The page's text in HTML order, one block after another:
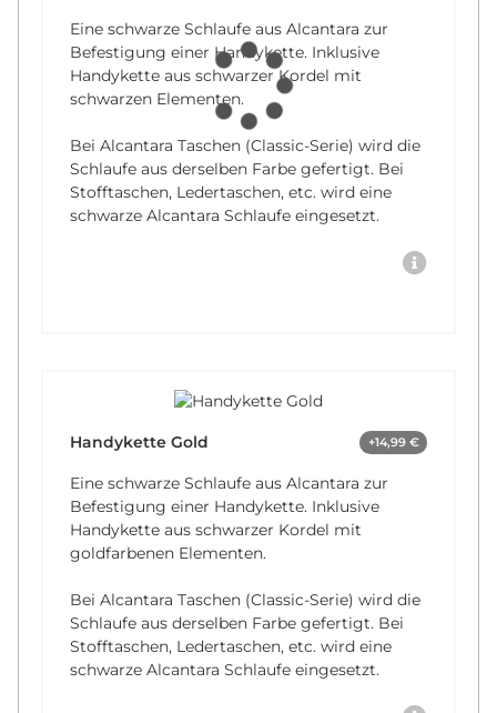
Eine schwarze Schlaufe aus Alcantara zur
Befestigung einer Handykette. Inklusive
Handykette aus schwarzer Kordel mit
schwarzen Elementen.
Bei Alcantara Taschen (Classic-Serie) wird die
Schlaufe aus derselben Farbe gefertigt. Bei
Stofftaschen, Ledertaschen, etc. wird eine
schwarze Alcantara Schlaufe eingesetzt.
Handykette Gold +14,99 €
Eine schwarze Schlaufe aus Alcantara zur
Befestigung einer Handykette. Inklusive
Handykette aus schwarzer Kordel mit
goldfarbenen Elementen.
Bei Alcantara Taschen (Classic-Serie) wird die
Schlaufe aus derselben Farbe gefertigt. Bei
Stofftaschen, Ledertaschen, etc. wird eine
schwarze Alcantara Schlaufe eingesetzt.